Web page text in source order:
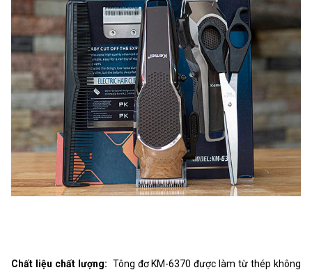
Chất liệu chất lượng: Tông đơ KM-6370 được làm từ thép không